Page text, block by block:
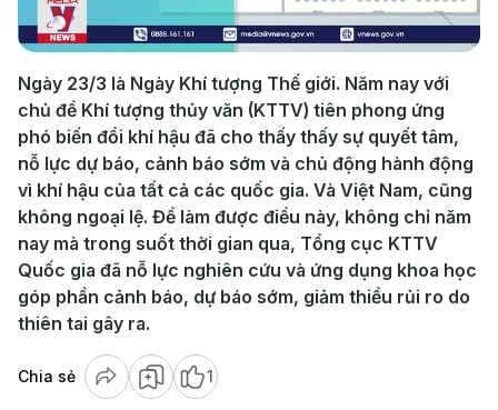
Video
Ngày 23/3 là Ngày Khí tượng Thế giới. Năm nay với
chủ đề Khí tượng thủy văn (KTTV) tiên phong ứng
phó biến đổi khí hậu đã cho thấy thấy sự quyết tâm,
nỗ lực dự báo, cảnh báo sớm và chủ động hành động
vì khí hậu của tất cả các quốc gia. Và Việt Nam, cũng
không ngoại lệ. Để làm được điều này, không chỉ năm
nay mà trong suốt thời gian qua, Tổng cục KTTV
Quốc gia đã nỗ lực nghiên cứu và ứng dụng khoa học
góp phần cảnh báo, dự báo sớm, giảm thiểu rủi ro do
thiên tai gây ra.
Chia sẻ 1